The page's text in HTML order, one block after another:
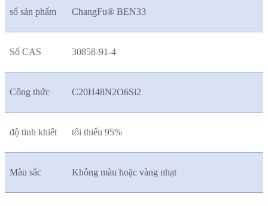
số sản phẩm ChangFu® BEN33
Số CAS 30858-91-4
Công thức C20H48N2O6Si2
độ tinh khiết tối thiểu 95%
Màu sắc Không màu hoặc vàng nhạt